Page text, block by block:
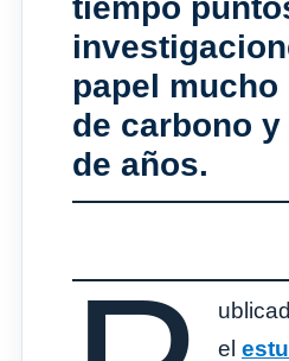
tiempo
papel
de carbono
de años.
el